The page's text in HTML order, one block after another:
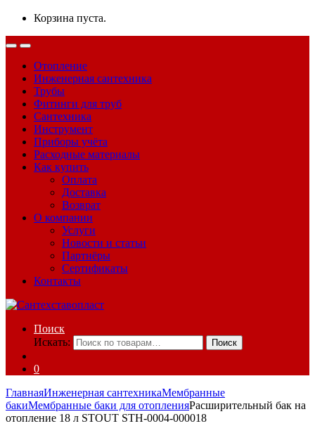
Корзина пуста.
Отопление
Инженерная сантехника
Трубы
Фитинги для труб
Сантехника
Инструмент
Приборы учёта
Расходные материалы
Как купить
Оплата
Доставка
Возврат
О компании
Услуги
Новости и статьи
Партнёры
Сертификаты
Контакты
Поиск
Искать:
Поиск
0
ГлавнаяИнженерная сантехникаМембранные
бакиМембранные баки для отопленияРасширительный бак на
отопление 18 л STOUT STH-0004-000018